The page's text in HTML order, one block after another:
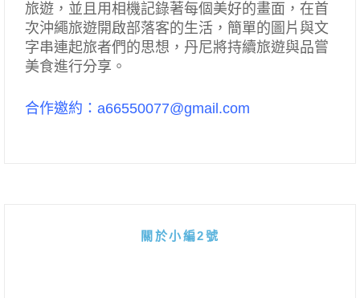
旅遊，並且用相機記錄著每個美好的畫面，在首
次沖繩旅遊開啟部落客的生活，簡單的圖片與文
字串連起旅者們的思想，丹尼將持續旅遊與品嘗
美食進行分享。
合作邀約：a66550077@gmail.com
關於小編2號